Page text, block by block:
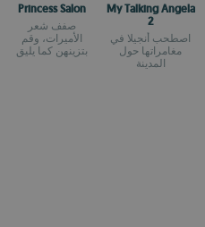
My Talking Angela
2
اصطحب أنجيلا في
مغامراتها حول
المدينة
Princess Salon
صفف شعر
الأميرات، وقم
بتزينهن كما يليق